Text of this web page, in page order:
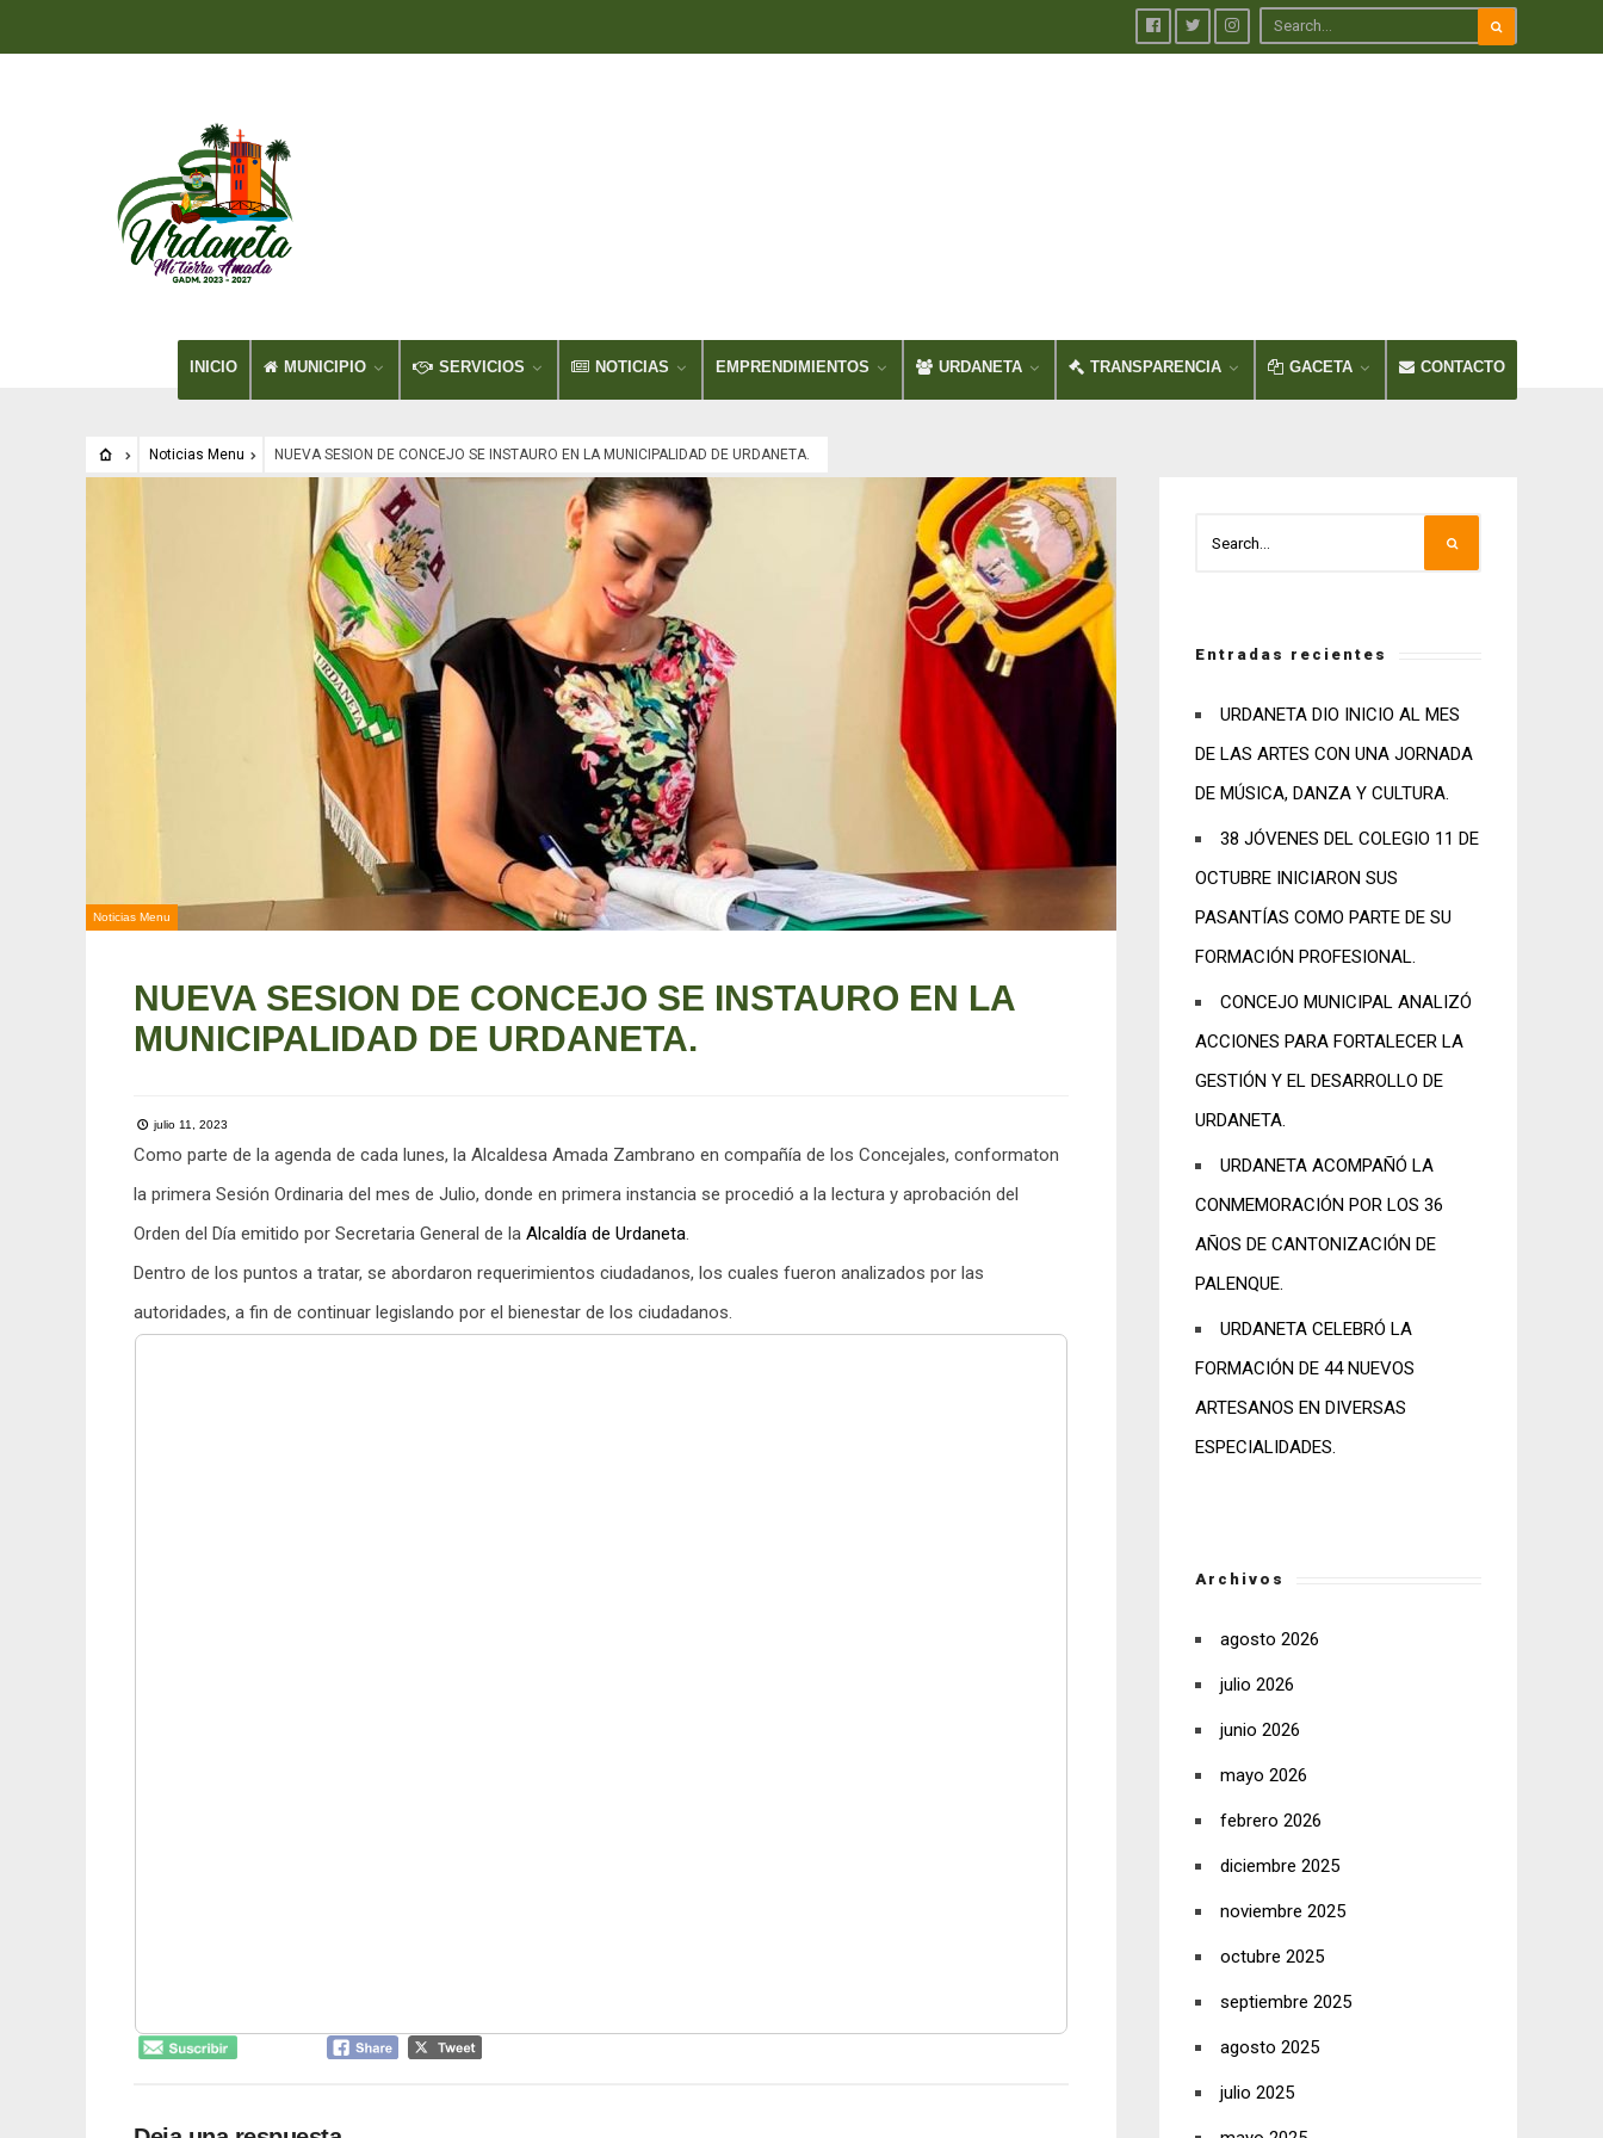
INICIO MUNICIPIO SERVICIOS NOTICIAS EMPRENDIMIENTOS URDANETA TRANSPARENCIA GACETA CONTACTO
Noticias Menu NUEVA SESION DE CONCEJO SE INSTAURO EN LA MUNICIPALIDAD DE URDANETA.
Noticias Menu
NUEVA SESION DE CONCEJO SE INSTAURO EN LA
MUNICIPALIDAD DE URDANETA.
julio 11, 2023
Como parte de la agenda de cada lunes, la Alcaldesa Amada Zambrano en compañía de los Concejales, conformaton
la primera Sesión Ordinaria del mes de Julio, donde en primera instancia se procedió a la lectura y aprobación del
Orden del Día emitido por Secretaria General de la Alcaldía de Urdaneta.
Dentro de los puntos a tratar, se abordaron requerimientos ciudadanos, los cuales fueron analizados por las
autoridades, a fin de continuar legislando por el bienestar de los ciudadanos.
Entradas recientes
URDANETA DIO INICIO AL MES
DE LAS ARTES CON UNA JORNADA
DE MÚSICA, DANZA Y CULTURA.
38 JÓVENES DEL COLEGIO 11 DE
OCTUBRE INICIARON SUS
PASANTÍAS COMO PARTE DE SU
FORMACIÓN PROFESIONAL.
CONCEJO MUNICIPAL ANALIZÓ
ACCIONES PARA FORTALECER LA
GESTIÓN Y EL DESARROLLO DE
URDANETA.
URDANETA ACOMPAÑÓ LA
CONMEMORACIÓN POR LOS 36
AÑOS DE CANTONIZACIÓN DE
PALENQUE.
URDANETA CELEBRÓ LA
FORMACIÓN DE 44 NUEVOS
ARTESANOS EN DIVERSAS
ESPECIALIDADES.
Archivos
agosto 2026
julio 2026
junio 2026
mayo 2026
febrero 2026
diciembre 2025
noviembre 2025
octubre 2025
septiembre 2025
agosto 2025
julio 2025